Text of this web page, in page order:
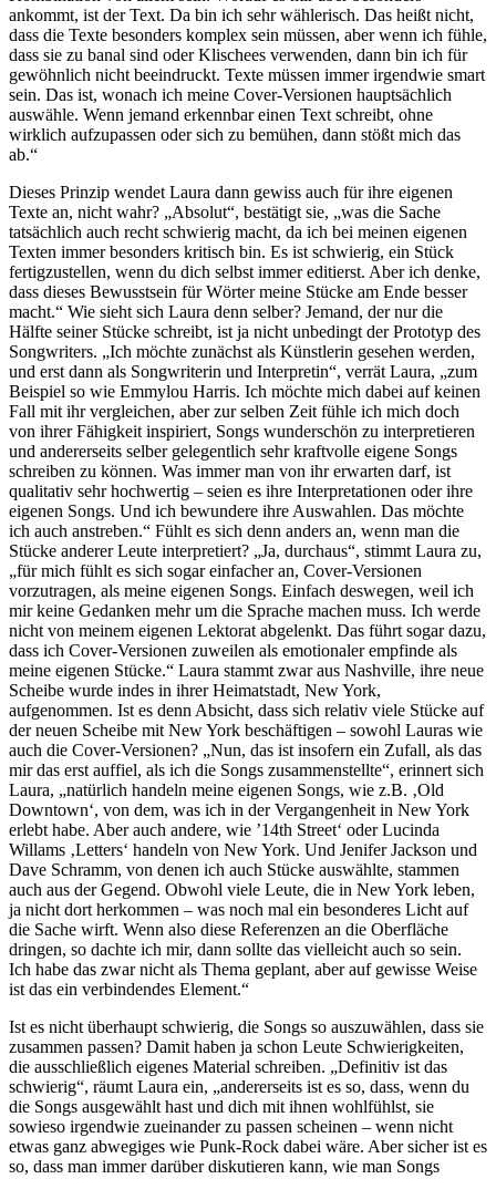
ankommt, ist der Text. Da bin ich sehr wählerisch. Das heißt nicht,
dass die Texte besonders komplex sein müssen, aber wenn ich fühle,
dass sie zu banal sind oder Klischees verwenden, dann bin ich für
gewöhnlich nicht beeindruckt. Texte müssen immer irgendwie smart
sein. Das ist, wonach ich meine Cover-Versionen hauptsächlich
auswähle. Wenn jemand erkennbar einen Text schreibt, ohne
wirklich aufzupassen oder sich zu bemühen, dann stößt mich das
ab.“
Dieses Prinzip wendet Laura dann gewiss auch für ihre eigenen
Texte an, nicht wahr? „Absolut“, bestätigt sie, „was die Sache
tatsächlich auch recht schwierig macht, da ich bei meinen eigenen
Texten immer besonders kritisch bin. Es ist schwierig, ein Stück
fertigzustellen, wenn du dich selbst immer editierst. Aber ich denke,
dass dieses Bewusstsein für Wörter meine Stücke am Ende besser
macht.“ Wie sieht sich Laura denn selber? Jemand, der nur die
Hälfte seiner Stücke schreibt, ist ja nicht unbedingt der Prototyp des
Songwriters. „Ich möchte zunächst als Künstlerin gesehen werden,
und erst dann als Songwriterin und Interpretin“, verrät Laura, „zum
Beispiel so wie Emmylou Harris. Ich möchte mich dabei auf keinen
Fall mit ihr vergleichen, aber zur selben Zeit fühle ich mich doch
von ihrer Fähigkeit inspiriert, Songs wunderschön zu interpretieren
und andererseits selber gelegentlich sehr kraftvolle eigene Songs
schreiben zu können. Was immer man von ihr erwarten darf, ist
qualitativ sehr hochwertig – seien es ihre Interpretationen oder ihre
eigenen Songs. Und ich bewundere ihre Auswahlen. Das möchte
ich auch anstreben.“ Fühlt es sich denn anders an, wenn man die
Stücke anderer Leute interpretiert? „Ja, durchaus“, stimmt Laura zu,
„für mich fühlt es sich sogar einfacher an, Cover-Versionen
vorzutragen, als meine eigenen Songs. Einfach deswegen, weil ich
mir keine Gedanken mehr um die Sprache machen muss. Ich werde
nicht von meinem eigenen Lektorat abgelenkt. Das führt sogar dazu,
dass ich Cover-Versionen zuweilen als emotionaler empfinde als
meine eigenen Stücke.“ Laura stammt zwar aus Nashville, ihre neue
Scheibe wurde indes in ihrer Heimatstadt, New York,
aufgenommen. Ist es denn Absicht, dass sich relativ viele Stücke auf
der neuen Scheibe mit New York beschäftigen – sowohl Lauras wie
auch die Cover-Versionen? „Nun, das ist insofern ein Zufall, als das
mir das erst auffiel, als ich die Songs zusammenstellte“, erinnert sich
Laura, „natürlich handeln meine eigenen Songs, wie z.B. ‚Old
Downtown‘, von dem, was ich in der Vergangenheit in New York
erlebt habe. Aber auch andere, wie ’14th Street‘ oder Lucinda
Willams ‚Letters‘ handeln von New York. Und Jenifer Jackson und
Dave Schramm, von denen ich auch Stücke auswählte, stammen
auch aus der Gegend. Obwohl viele Leute, die in New York leben,
ja nicht dort herkommen – was noch mal ein besonderes Licht auf
die Sache wirft. Wenn also diese Referenzen an die Oberfläche
dringen, so dachte ich mir, dann sollte das vielleicht auch so sein.
Ich habe das zwar nicht als Thema geplant, aber auf gewisse Weise
ist das ein verbindendes Element.“
Ist es nicht überhaupt schwierig, die Songs so auszuwählen, dass sie
zusammen passen? Damit haben ja schon Leute Schwierigkeiten,
die ausschließlich eigenes Material schreiben. „Definitiv ist das
schwierig“, räumt Laura ein, „andererseits ist es so, dass, wenn du
die Songs ausgewählt hast und dich mit ihnen wohlfühlst, sie
sowieso irgendwie zueinander zu passen scheinen – wenn nicht
etwas ganz abwegiges wie Punk-Rock dabei wäre. Aber sicher ist es
so, dass man immer darüber diskutieren kann, wie man Songs